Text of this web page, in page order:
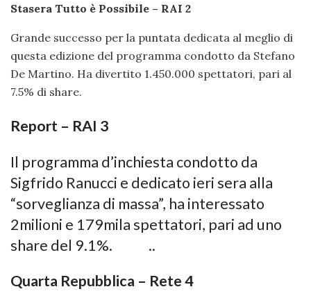
Stasera Tutto è Possibile – RAI 2
Grande successo per la puntata dedicata al meglio di
questa edizione del programma condotto da Stefano
De Martino. Ha divertito 1.450.000 spettatori, pari al
7.5% di share.
Report – RAI 3
Il programma d’inchiesta condotto da
Sigfrido Ranucci e dedicato ieri sera alla
“sorveglianza di massa”, ha interessato
2milioni e 179mila spettatori, pari ad uno
share del 9.1%. ..
Quarta Repubblica – Rete 4